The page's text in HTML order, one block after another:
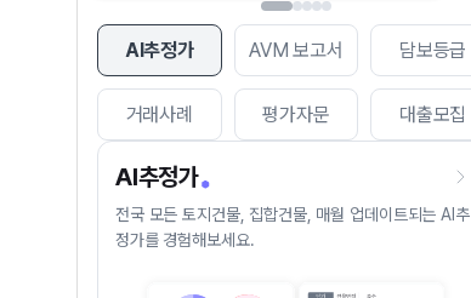
AI추정가 AVM 보고서 담보등급
거래사례 평가자문 대출모집
AI추정가
전국 모든 토지건물, 집합건물, 매월 업데이트되는 AI추
정가를 경험해보세요.